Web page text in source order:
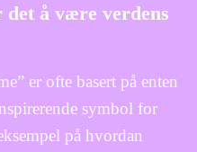
å være verdens
er ofte basert på enten
symbol for
på hvordan